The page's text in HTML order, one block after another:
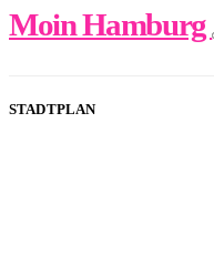
Moin Hamburg
STADTPLAN